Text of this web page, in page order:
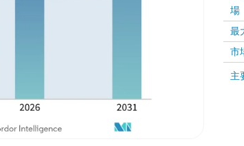
場
最
市
主
画
画像 © Mordor Intelligence。再利用にはCC BY 4.0の